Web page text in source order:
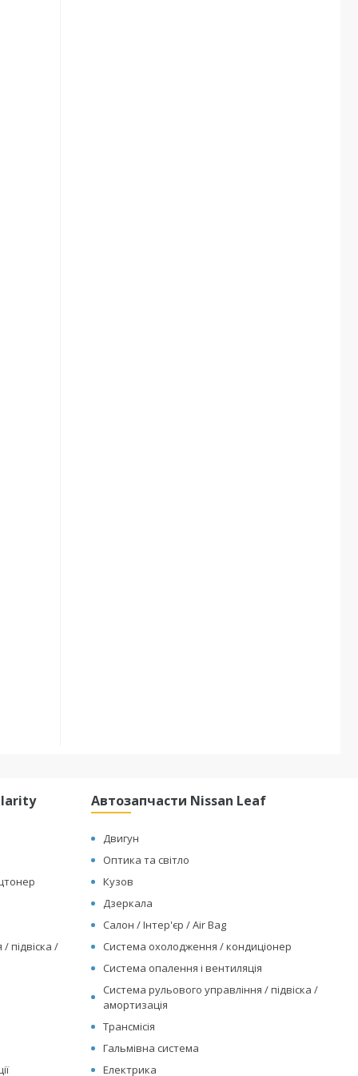
підвіска /
Автозапчасти Nissan Leaf
Двигун
Оптика та світло
Кузов
Дзеркала
Салон / Інтер'єр / Air Bag
Система охолодження / кондиціонер
Система опалення і вентиляція
Система рульового управління / підвіска /
амортизація
Трансмісія
Гальмівна система
Електрика